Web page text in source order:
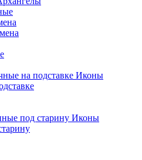
Иконы
Иконы